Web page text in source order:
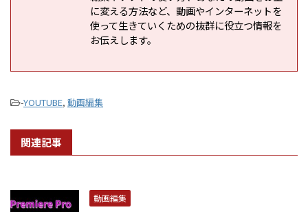
に変える方法など、動画やインターネットを
使って生きていくための抜群に役立つ情報を
お伝えします。
-YOUTUBE, 動画編集
関連記事
動画編集